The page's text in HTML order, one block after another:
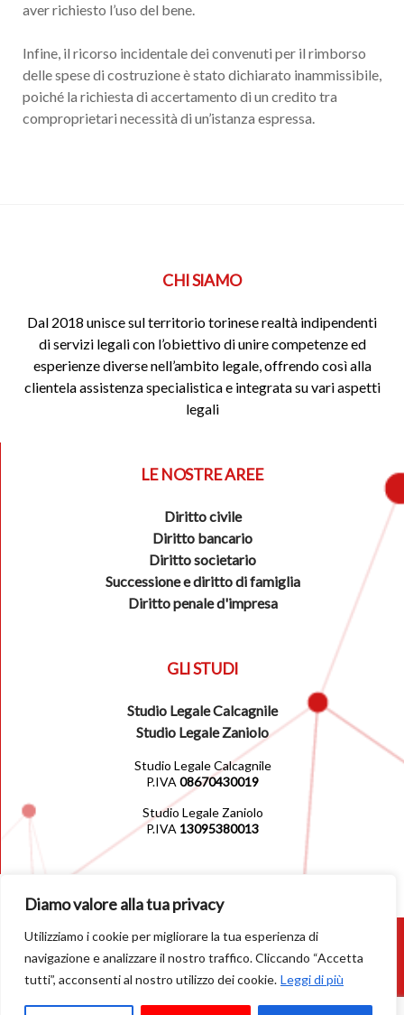
Diamo valore alla tua privacy
Utilizziamo i cookie per migliorare la tua esperienza di
navigazione e analizzare il nostro traffico. Cliccando “Accetta
tutti”, acconsenti al nostro utilizzo dei cookie. Leggi di più
aver richiesto l’uso del bene.
Infine, il ricorso incidentale dei convenuti per il rimborso
delle spese di costruzione è stato dichiarato inammissibile,
poiché la richiesta di accertamento di un credito tra
comproprietari necessità di un’istanza espressa.
CHI SIAMO
Dal 2018 unisce sul territorio torinese realtà indipendenti
di servizi legali con l’obiettivo di unire competenze ed
esperienze diverse nell’ambito legale, offrendo così alla
clientela assistenza specialistica e integrata su vari aspetti
legali
LE NOSTRE AREE
Diritto civile
Diritto bancario
Diritto societario
Successione e diritto di famiglia
Diritto penale d'impresa
GLI STUDI
Studio Legale Calcagnile
Studio Legale Zaniolo
Studio Legale Calcagnile
P.IVA 08670430019
Studio Legale Zaniolo
P.IVA 13095380013
© 2026
Privacy